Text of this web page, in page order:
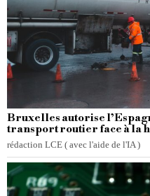
Bruxelles autorise
transport routier face à la
rédaction LCE ( avec l'aide de l'IA )